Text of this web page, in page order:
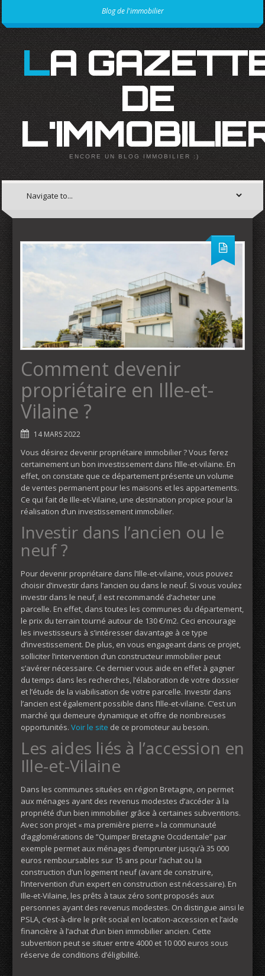
Blog de l'immobilier
LA GAZETTE
DE
ENCORE UN BLOG IMMOBILIER :)
Comment devenir
propriétaire en Ille-et-
Vilaine ?
14 MARS 2022
Vous désirez devenir propriétaire immobilier ? Vous ferez
certainement un bon investissement dans l’Ille-et-vilaine. En
effet, on constate que ce département présente un volume
de ventes permanent pour les maisons et les appartements.
Ce qui fait de Ille-et-Vilaine, une destination propice pour la
réalisation d’un investissement immobilier.
Investir dans l’ancien ou le
neuf ?
Pour devenir propriétaire dans l’Ille-et-vilaine, vous pouvez
choisir d’investir dans l’ancien ou dans le neuf. Si vous voulez
investir dans le neuf, il est recommandé d’acheter une
parcelle. En effet, dans toutes les communes du département,
le prix du terrain tourné autour de 130 €/m2. Ceci encourage
les investisseurs à s’intéresser davantage à ce type
d’investissement. De plus, en vous engageant dans ce projet,
solliciter l’intervention d’un constructeur immobilier peut
s’avérer nécessaire. Ce dernier vous aide en effet à gagner
du temps dans les recherches, l’élaboration de votre dossier
et l’étude de la viabilisation de votre parcelle. Investir dans
l’ancien est également possible dans l’Ille-et-vilaine. C’est un
marché qui demeure dynamique et offre de nombreuses
opportunités. Voir le site de ce promoteur au besoin.
Les aides liés à l’accession en
Ille-et-Vilaine
Dans les communes situées en région Bretagne, on permet
aux ménages ayant des revenus modestes d’accéder à la
propriété d’un bien immobilier grâce à certaines subventions.
Avec son projet « ma première pierre » la communauté
d’agglomérations de “Quimper Bretagne Occidentale” par
exemple permet aux ménages d’emprunter jusqu’à 35 000
euros remboursables sur 15 ans pour l’achat ou la
construction d’un logement neuf (avant de construire,
l’intervention d’un expert en construction est nécessaire). En
Ille-et-Vilaine, les prêts à taux zéro sont proposés aux
personnes ayant des revenus modestes. On distingue ainsi le
PSLA, c’est-à-dire le prêt social en location-accession et l’aide
financière à l’achat d’un bien immobilier ancien. Cette
subvention peut se situer entre 4000 et 10 000 euros sous
réserve de conditions d’éligibilité.